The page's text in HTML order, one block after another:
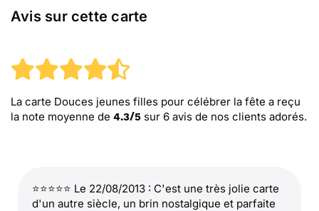
Avis sur cette carte
La carte Douces jeunes filles pour célébrer la fête a reçu
la note moyenne de 4.3/5 sur 6 avis de nos clients adorés.
⭐⭐⭐⭐⭐ Le 22/08/2013 : C'est une très jolie carte
d'un autre siècle, un brin nostalgique et parfaite